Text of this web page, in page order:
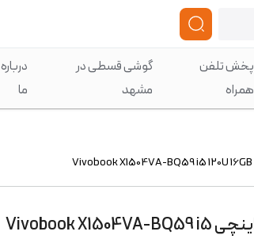
پخش تلفن
همراه
گوشی قسطی در
مشهد
درباره
ما
لپ تاپ ایسوس 15.6 اینچی Vivobook X1504VA-BQ59 i5